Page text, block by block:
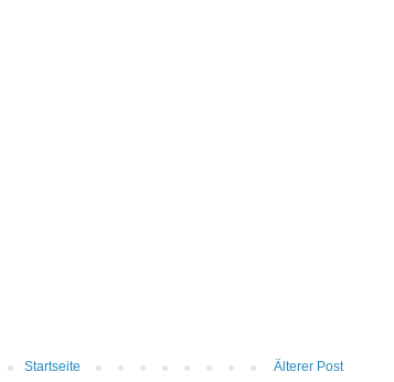
Älterer Post
Startseite